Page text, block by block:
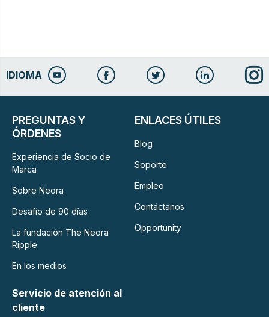
IDIOMA
PREGUNTAS Y
ÓRDENES
Experiencia de Socio de
Marca
Sobre Neora
Desafío de 90 días
La fundación The Neora
Ripple
En los medios
Servicio de atención al
cliente
ENLACES ÚTILES
Blog
Soporte
Empleo
Contáctanos
Opportunity